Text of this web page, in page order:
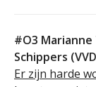
#O3
Schippers
Er zijn harde